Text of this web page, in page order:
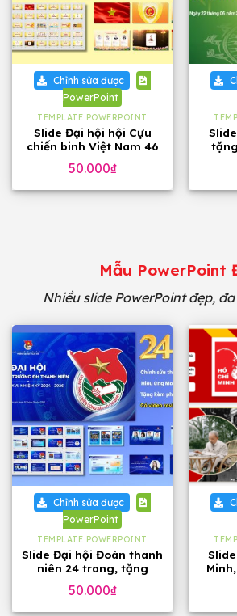
Chỉnh sửa được
PowerPoint
TEMPLATE POWERPOINT
Slide Đại hội hội Cựu
chiến binh Việt Nam 46
50.000₫
Mẫu PowerPoint
Nhiều slide PowerPoint đẹp,
Chỉnh sửa được
PowerPoint
TEMPLATE POWERPOINT
Slide Đại hội Đoàn thanh
niên 24 trang, tặng
50.000₫